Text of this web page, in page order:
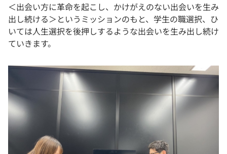
＜出会い方に革命を起こし、かけがえのない出会いを生み
出し続ける＞というミッションのもと、学生の職選択、ひ
いては人生選択を後押しするような出会いを生み出し続け
ていきます。